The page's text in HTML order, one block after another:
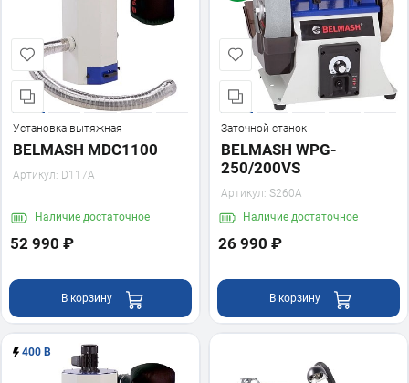
Установка вытяжная
BELMASH MDC1100
Артикул: D117A
Наличие достаточное
52 990 ₽
В корзину
Заточной станок
BELMASH WPG-
250/200VS
Артикул: S260A
Наличие достаточное
26 990 ₽
В корзину
400 В